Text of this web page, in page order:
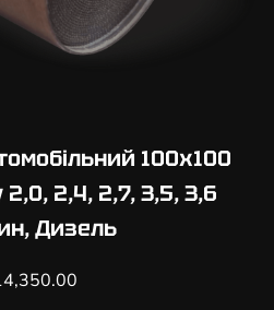
100х100
2,4, 2,7, 3,5, 3,6
Дизель